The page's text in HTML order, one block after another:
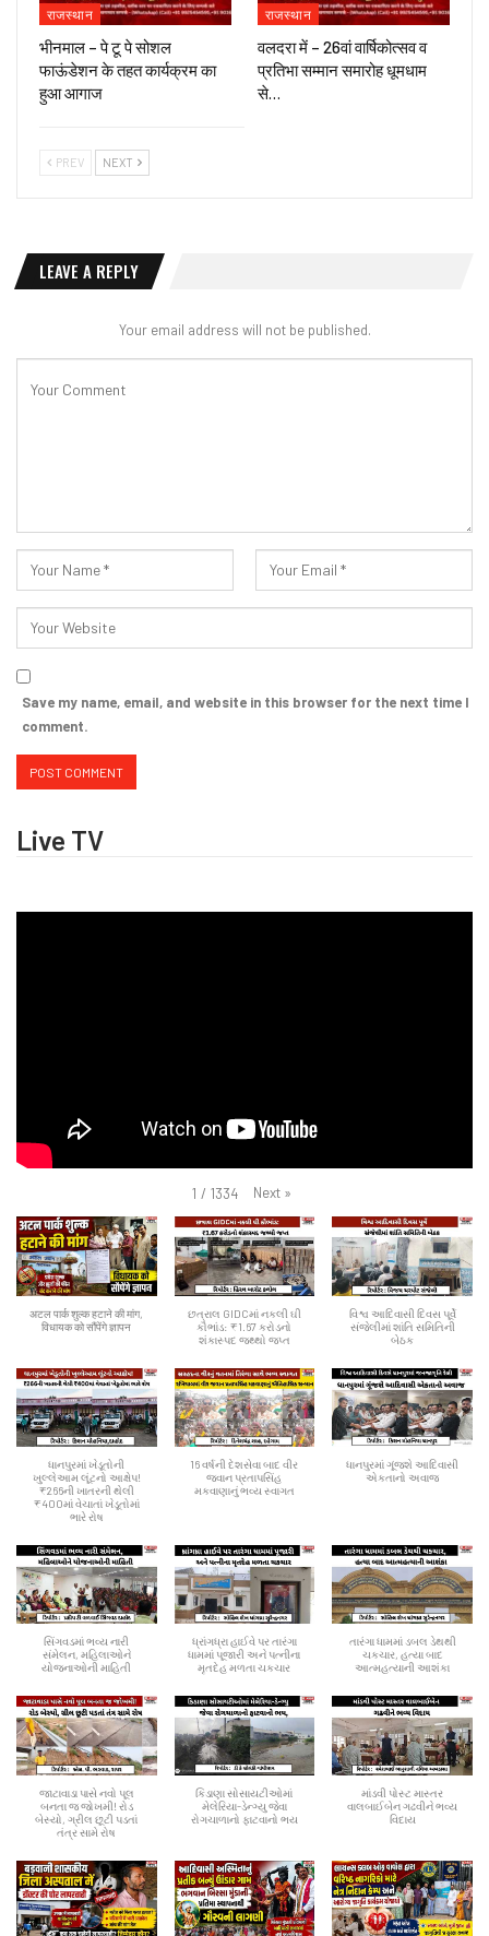
राजस्थान
भीनमाल – पे टू पे सोशल
फाऊंडेशन के तहत कार्यक्रम का
हुआ आगाज
राजस्थान
वलदरा में – 26वां वार्षिकोत्सव व
प्रतिभा सम्मान समारोह धूमधाम
से…
PREV NEXT
LEAVE A REPLY
Your email address will not be published.
Save my name, email, and website in this browser for the next time I
comment.
Live TV
1 / 1334 Next »
अटल पार्क शुल्क हटाने की मांग,
विधायक को सौंपेंगे ज्ञापन
છત્રાલ GIDCમાં નકલી ઘી
કૌભાંડ: ₹1.67 કરોડનો
શંકાસ્પદ જથ્થો જપ્ત
વિશ્વ આદિવાસી દિવસ પૂર્વે
સંજેલીમાં શાંતિ સમિતિની
બેઠક
ધાનપુરમાં ખેડૂતોની
ખુલ્લેઆમ લૂંટનો આક્ષેપ!
₹266ની ખાતરની થેલી
₹400માં વેચાતાં ખેડૂતોમાં
ભારે રોષ
16 વર્ષની દેશસેવા બાદ વીર
જવાન પ્રતાપસિંહ
મકવાણાનું ભવ્ય સ્વાગત
ધાનપુરમાં ગૂંજશે આદિવાસી
એકતાનો અવાજ
સિંગવડમાં ભવ્ય નારી
સંમેલન, મહિલાઓને
યોજનાઓની માહિતી
ધ્રાંગધ્રા હાઈવે પર તારંગા
ધામમાં પૂજારી અને પત્નીના
મૃતદેહ મળતા ચકચાર
તારંગા ધામમાં ડબલ ડેથથી
ચકચાર, હત્યા બાદ
આત્મહત્યાની આશંકા
જાટાવાડા પાસે નવો પૂલ
બનતા જ જોખમી! રોડ
બેસ્યો, ગ્રીલ છૂટી પડતાં
તંત્ર સામે રોષ
કિડાણા સોસાયટીઓમાં
મેલેરિયા-ડેન્ગ્યુ જેવા
રોગચાળાનો ફાટવાનો ભય
માંડવી પોસ્ટ માસ્તર
વાલબાઈબેન ગઢવીને ભવ્ય
વિદાય